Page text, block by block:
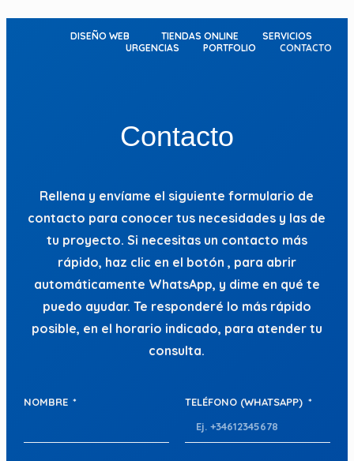
DISEÑO WEB TIENDAS ONLINE
SERVICIOS
URGENCIAS
PORTFOLIO CONTACTO
Contacto
Rellena y envíame el siguiente formulario de
contacto para conocer tus necesidades y las de
tu proyecto. Si necesitas un contacto más
rápido, haz clic en el botón , para abrir
automáticamente WhatsApp, y dime en qué te
puedo ayudar. Te responderé lo más rápido
posible, en el horario indicado, para atender tu
consulta.
NOMBRE TELÉFONO (WHATSAPP)